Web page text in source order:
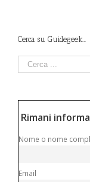
Cerca su Guidegeek…
Rimani
Nome o nome
Email